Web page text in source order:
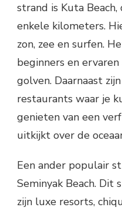
strand is Kuta
enkele kilometers.
zon, zee en surfen.
beginners en
golven. Daarnaast
restaurants waar je
genieten van een
uitkijkt over de
Een ander populair
Seminyak Beach. Dit
zijn luxe resorts,